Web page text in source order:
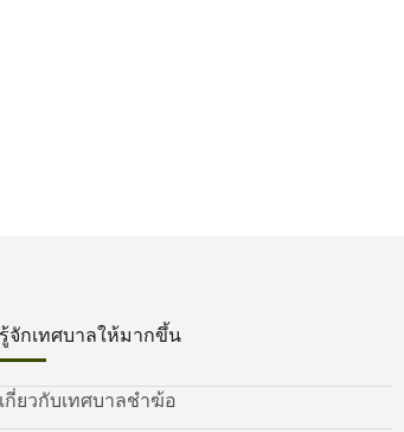
รู้จักเทศบาลให้มากขึ้น
เกี่ยวกับเทศบาลชำฆ้อ